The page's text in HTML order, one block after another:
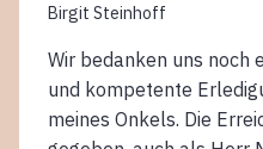
Birgit Steinhoff
Wir bedanken uns noch
und kompetente
meines Onkels. Die